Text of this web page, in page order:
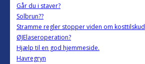
Går du i staver?
Solbrun??
Stramme regler stopper viden om kosttilskud
ØJElaseroperation?
Hjælp til en god hjemmeside.
Havregryn